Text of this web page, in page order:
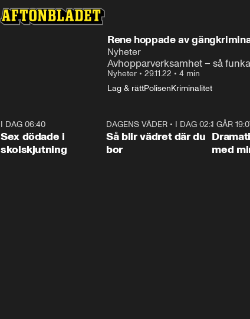
Rene hoppade av
Nyheter
Avhopparverksamhet – så
Nyheter • 29.11.22 • 4 min
Lag & rättPolisenKriminalitet
I DAG 06:40
Sex dödade i
skolskjutning
1:06
DAGENS VÄDER • I DAG 02:30
Så blir vädret där du
bor
I GÅR
med